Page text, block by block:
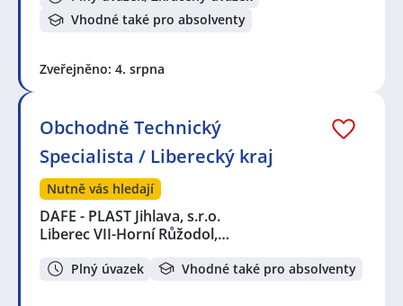
Vhodné také pro absolventy
Zveřejněno: 4. srpna
Obchodně Technický
Specialista / Liberecký kraj
Nutně vás hledají
DAFE - PLAST Jihlava, s.r.o.
Liberec VII-Horní Růžodol,…
Plný úvazek Vhodné také pro absolventy